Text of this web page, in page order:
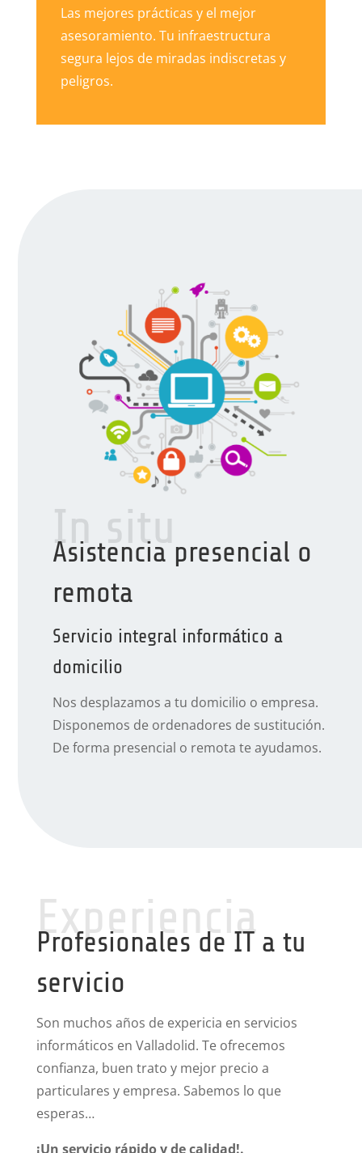
Las mejores prácticas y el mejor
asesoramiento. Tu infraestructura
segura lejos de miradas indiscretas y
peligros.
In situ
Asistencia presencial o
remota
Servicio integral informático a
domicilio
Nos desplazamos a tu domicilio o empresa.
Disponemos de ordenadores de sustitución.
De forma presencial o remota te ayudamos.
Experiencia
Profesionales de IT a tu
servicio
Son muchos años de expericia en servicios
informáticos en Valladolid. Te ofrecemos
confianza, buen trato y mejor precio a
particulares y empresa. Sabemos lo que
esperas…
¡Un servicio rápido y de calidad!.